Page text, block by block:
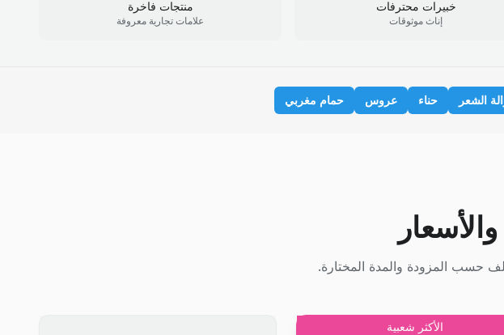
خبيرات محترفات
إناث موثوقات
منتجات فاخرة
علامات تجارية معروفة
الشعر حناء عروس حمام مغربي
حسب المزودة والمدة المختارة.
الأكثر شعبية